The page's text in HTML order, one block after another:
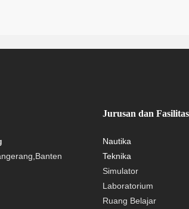
Jurusan dan Fasilitas
Nautika
Teknika
Simulator
Laboratorium
Ruang Belajar